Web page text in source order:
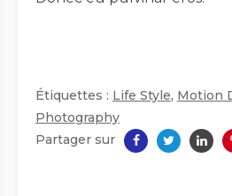
Étiquettes : Life Style, Motion
Photography
Partager sur